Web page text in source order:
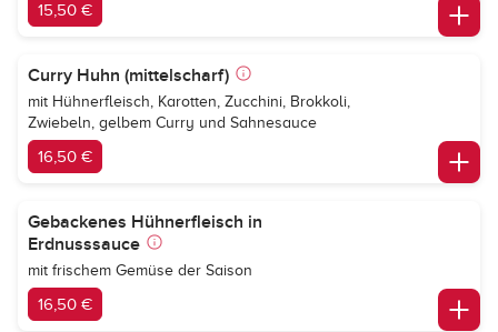
15,50 €
Curry Huhn (mittelscharf)
mit Hühnerfleisch, Karotten, Zucchini, Brokkoli,
Zwiebeln, gelbem Curry und Sahnesauce
16,50 €
Gebackenes Hühnerfleisch in
Erdnusssauce
mit frischem Gemüse der Saison
16,50 €